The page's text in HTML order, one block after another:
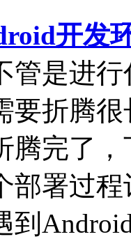
开发
管是进
要折腾
腾完了
部署过
到